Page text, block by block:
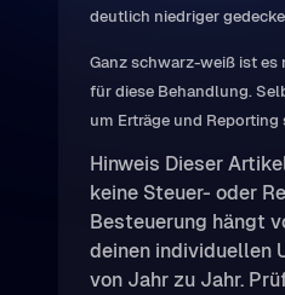
deutlich niedriger
Ganz schwarz-weiß ist es
für diese Behandlung.
um Erträge und
Hinweis Dieser
keine Steuer- oder
Besteuerung hängt
deinen individuellen
von Jahr zu Jahr.